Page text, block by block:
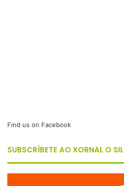
Find us on Facebook
SUBSCRÍBETE AO XORNAL O SIL